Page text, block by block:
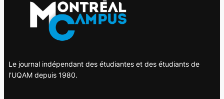
Le journal indépendant des étudiantes et des étudiants de
l'UQAM depuis 1980.